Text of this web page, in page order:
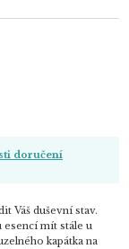
doručení
Váš duševní stav.
esencí mít stále u
kapátkana